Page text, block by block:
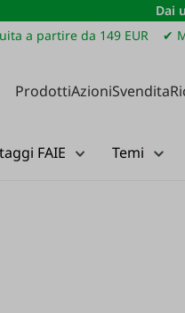
principale
Dai
a partire da 149 EUR
✔
ProdottiAzioniSvendita
FAIE Temi